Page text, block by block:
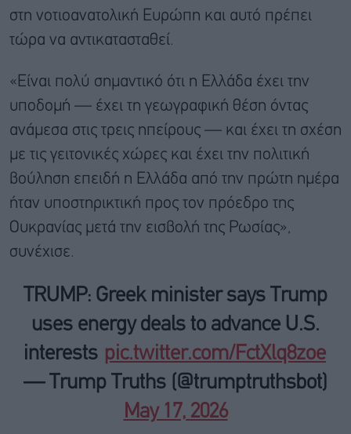
στη νοτιοανατολική Ευρώπη και αυτό πρέπει
τώρα να αντικατασταθεί.
«Είναι πολύ σημαντικό ότι η Ελλάδα έχει την
υποδομή — έχει τη γεωγραφική θέση όντας
ανάμεσα στις τρεις ηπείρους — και έχει τη σχέση
με τις γειτονικές χώρες και έχει την πολιτική
βούληση επειδή η Ελλάδα από την πρώτη ημέρα
ήταν υποστηρικτική προς τον πρόεδρο της
Ουκρανίας μετά την εισβολή της Ρωσίας»,
συνέχισε.
TRUMP: Greek minister says Trump
uses energy deals to advance U.S.
interests pic.twitter.com/FctXlq8zoe
— Trump Truths (@trumptruthsbot)
May 17, 2026